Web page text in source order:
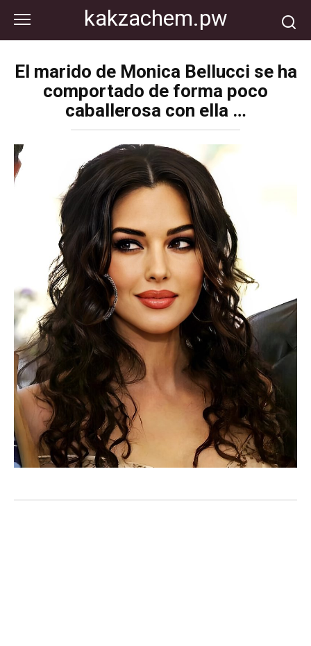
контенту
kakzachem.pw
El marido de Monica Bellucci se ha
comportado de forma poco
caballerosa con ella …